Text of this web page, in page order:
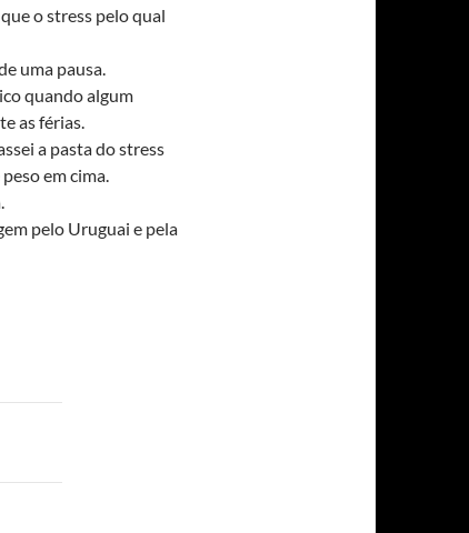
o stress pelo qual
uma pausa.
quando algum
as férias.
a pasta do stress
em cima.
pelo Uruguai e pela